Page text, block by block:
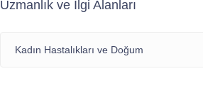
Uzmanlık ve İlgi Alanları
Kadın Hastalıkları ve Doğum